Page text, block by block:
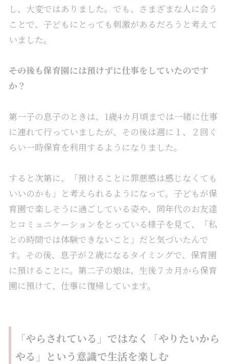
し、大変ではありました。でも、さまざまな人に会う
ことで、子どもにとっても刺激があるだろうと考えて
いました。
――その後も保育園には預けずに仕事をしていたのです
か？
第一子の息子のときは、1歳4カ月頃までは一緒に仕事
に連れて行っていましたが、その後は週に１、２回く
らい一時保育を利用するようになりました。
すると次第に、「預けることに罪悪感は感じなくても
いいのかも」と考えられるようになって。子どもが保
育園で楽しそうに過ごしている姿や、同年代のお友達
とコミュニケーションをとっている様子を見て、「私
との時間では体験できないこと」だと気づいたんで
す。その後、息子が２歳になるタイミングで、保育園
に預けることに。第二子の娘は、生後７カ月から保育
園に預けて、仕事に復帰しています。
「やらされている」ではなく「やりたいから
やる」という意識で生活を楽しむ